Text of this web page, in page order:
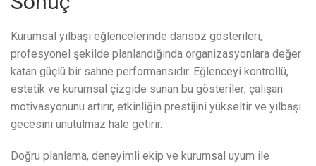
Kurumsal yılbaşı eğlencelerinde dansöz gösterileri,
profesyonel şekilde planlandığında organizasyonlara değer
katan güçlü bir sahne performansıdır. Eğlenceyi kontrollü,
estetik ve kurumsal çizgide sunan bu gösteriler; çalışan
motivasyonunu artırır, etkinliğin prestijini yükseltir ve yılbaşı
gecesini unutulmaz hale getirir.
Doğru planlama, deneyimli ekip ve kurumsal uyum ile